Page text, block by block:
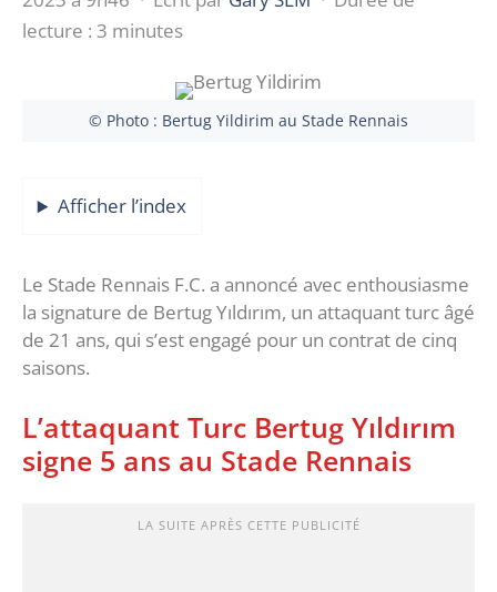
lecture : 3 minutes
© Photo : Bertug Yildirim au Stade Rennais
Afficher l’index
Le Stade Rennais F.C. a annoncé avec enthousiasme
la signature de Bertug Yıldırım, un attaquant turc âgé
de 21 ans, qui s’est engagé pour un contrat de cinq
saisons.
L’attaquant Turc Bertug Yıldırım
signe 5 ans au Stade Rennais
LA SUITE APRÈS CETTE PUBLICITÉ